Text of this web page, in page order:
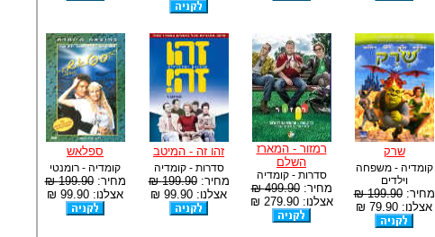
שרק
קומדיה - משפחה
וילדים
מחיר:199.90 ₪
אצלנו: 79.90 ₪
רמזור - המארז
השלם
סדרות - קומדיה
מחיר:499.90 ₪
אצלנו: 279.90 ₪
זהו זה - המיטב
סדרות - קומדיה
מחיר:199.90 ₪
אצלנו: 99.90 ₪
ספלאש
קומדיה - רומנטי
מחיר:199.90 ₪
אצלנו: 99.90 ₪